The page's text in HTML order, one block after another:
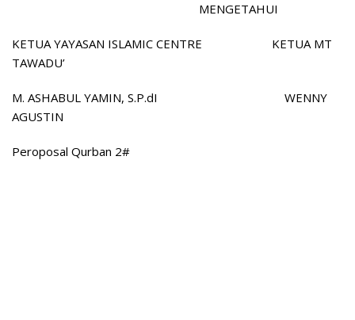
MENGETAHUI
KETUA YAYASAN ISLAMIC CENTRE KETUA MT
TAWADU’
M. ASHABUL YAMIN, S.P.dI WENNY
AGUSTIN
Peroposal Qurban 2#